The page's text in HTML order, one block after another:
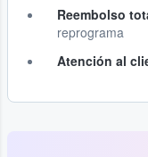
Reembolso
reprograma
Atención al